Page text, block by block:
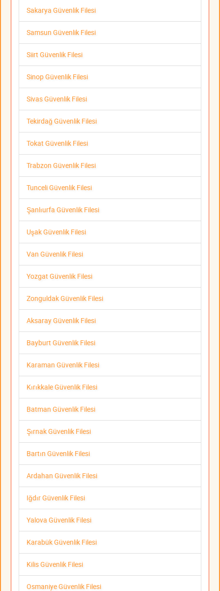
Sakarya Güvenlik Filesi
Samsun Güvenlik Filesi
Siirt Güvenlik Filesi
Sinop Güvenlik Filesi
Sivas Güvenlik Filesi
Tekirdağ Güvenlik Filesi
Tokat Güvenlik Filesi
Trabzon Güvenlik Filesi
Tunceli Güvenlik Filesi
Şanlıurfa Güvenlik Filesi
Uşak Güvenlik Filesi
Van Güvenlik Filesi
Yozgat Güvenlik Filesi
Zonguldak Güvenlik Filesi
Aksaray Güvenlik Filesi
Bayburt Güvenlik Filesi
Karaman Güvenlik Filesi
Kırıkkale Güvenlik Filesi
Batman Güvenlik Filesi
Şırnak Güvenlik Filesi
Bartın Güvenlik Filesi
Ardahan Güvenlik Filesi
Iğdır Güvenlik Filesi
Yalova Güvenlik Filesi
Karabük Güvenlik Filesi
Kilis Güvenlik Filesi
Osmaniye Güvenlik Filesi